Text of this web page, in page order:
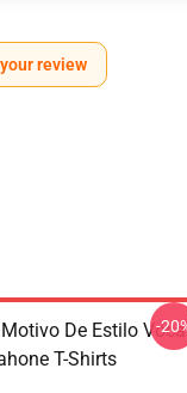
review
De Estilo
T-Shirts
-